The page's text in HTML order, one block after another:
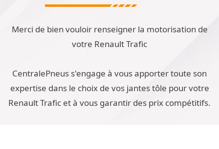
Merci de bien vouloir renseigner la motorisation de
votre Renault Trafic
CentralePneus s'engage à vous apporter toute son
expertise dans le choix de vos jantes tôle pour votre
Renault Trafic et à vous garantir des prix compétitifs.